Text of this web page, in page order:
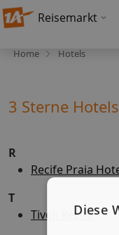
Reisemarkt
Home Hotels
3 Sterne
R
Recife Praia
T
Tivoli RecifeDiese